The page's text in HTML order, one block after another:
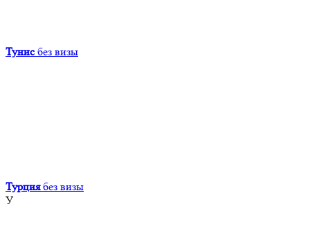
Тунис без визы
Турция без визы
У